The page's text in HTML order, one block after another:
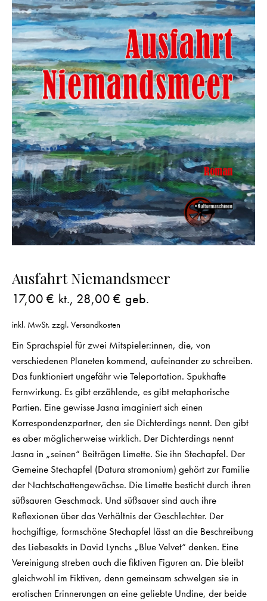
Ausfahrt Niemandsmeer
17,00 € kt., 28,00 € geb.
inkl. MwSt. zzgl. Versandkosten
Ein Sprachspiel für zwei Mitspieler:innen, die, von
verschiedenen Planeten kommend, aufeinander zu schreiben.
Das funktioniert ungefähr wie Teleportation. Spukhafte
Fernwirkung. Es gibt erzählende, es gibt metaphorische
Partien. Eine gewisse Jasna imaginiert sich einen
Korrespondenzpartner, den sie Dichterdings nennt. Den gibt
es aber möglicherweise wirklich. Der Dichterdings nennt
Jasna in „seinen“ Beiträgen Limette. Sie ihn Stechapfel. Der
Gemeine Stechapfel (Datura stramonium) gehört zur Familie
der Nachtschattengewächse. Die Limette besticht durch ihren
süßsauren Geschmack. Und süßsauer sind auch ihre
Reflexionen über das Verhältnis der Geschlechter. Der
hochgiftige, formschöne Stechapfel lässt an die Beschreibung
des Liebesakts in David Lynchs „Blue Velvet“ denken. Eine
Vereinigung streben auch die fiktiven Figuren an. Die bleibt
gleichwohl im Fiktiven, denn gemeinsam schwelgen sie in
erotischen Erinnerungen an eine geliebte Undine, der beide